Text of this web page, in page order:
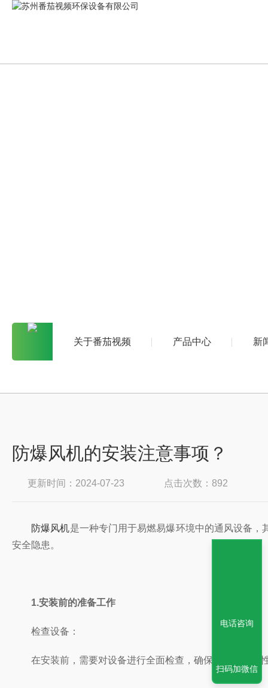
关于番茄视频 产品中心 新
防爆风机的安装注意事项？
更新时间：2024-07-23 点击次数：892
防爆风机是一种专门用于易燃易爆环境中的通风设备，
安全隐患。
1.安装前的准备工作
检查设备：
在安装前，需要对设备进行全面检查，确保设备的完整性
电话咨询
扫码加微信